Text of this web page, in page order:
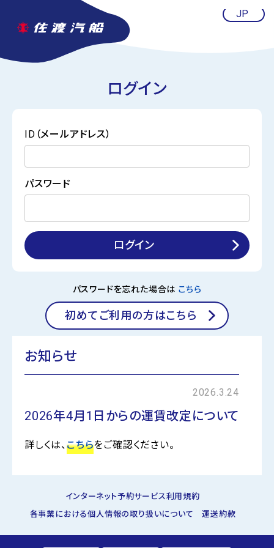
ログイン
ID（メールアドレス）
パスワード
パスワードを忘れた場合は こちら
初めてご利用の方はこちら
お知らせ
2026.3.24
2026年4月1日からの運賃改定について
詳しくは、こちらをご確認ください。
インターネット予約サービス利用規約
各事業における個人情報の取り扱いについて
運送約款